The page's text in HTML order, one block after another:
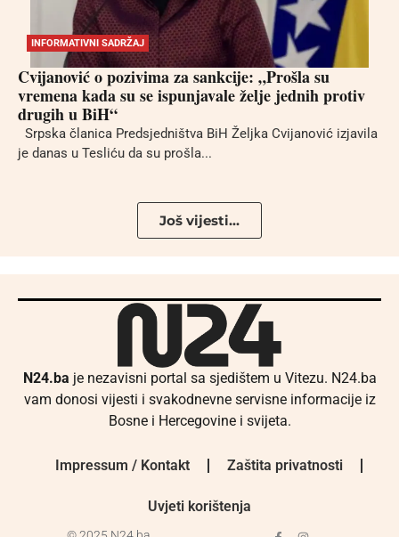
INFORMATIVNI SADRŽAJ
Cvijanović o pozivima za sankcije: „Prošla su
vremena kada su se ispunjavale želje jednih protiv
drugih u BiH“
Srpska članica Predsjedništva BiH Željka Cvijanović izjavila
je danas u Tesliću da su prošla...
Još vijesti...
N24.ba je nezavisni portal sa sjedištem u Vitezu. N24.ba
vam donosi vijesti i svakodnevne servisne informacije iz
Bosne i Hercegovine i svijeta.
Impressum / Kontakt Zaštita privatnosti
Uvjeti korištenja